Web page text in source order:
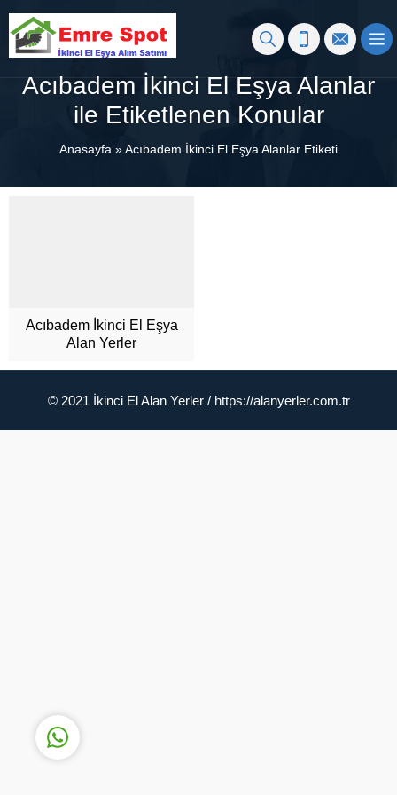
Acıbadem İkinci El Eşya Alanlar
ile Etiketlenen Konular
Anasayfa »Acıbadem İkinci El Eşya Alanlar Etiketi
Acıbadem İkinci El Eşya
Alan Yerler
© 2021 İkinci El Alan Yerler / https://alanyerler.com.tr